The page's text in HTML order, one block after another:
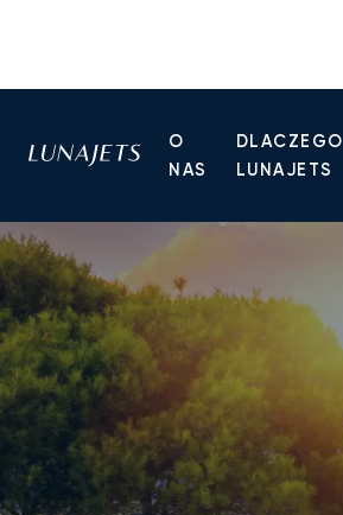
O
NAS
DLACZEGO
LUNAJETS